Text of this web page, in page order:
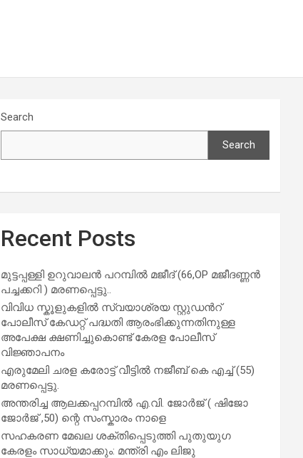
Search
Search
Recent Posts
മുട്ടപ്പള്ളി ഉറുവാലൻ പറമ്പിൽ മജീദ് (66,OP മജീദണ്ണൻ
പച്ചക്കറി ) മരണപ്പെട്ടു..
വിവിധ സ്കൂളുകളില്‍ സ്വയാശ്രയ സ്റ്റുഡന്‍റ്
പോലീസ് കേഡറ്റ് പദ്ധതി ആരംഭിക്കുന്നതിനുള്ള
അപേക്ഷ ക്ഷണിച്ചുകൊണ്ട് കേരള പോലീസ്
വിജ്ഞാപനം
എരുമേലി ചരള കരോട്ട് വീട്ടിൽ നജീബ് കെ എച്ച് (55)
മരണപ്പെട്ടു.
അന്തരിച്ച ആ​ല​ക്ക​പ്പ​റമ്പിൽ​ എ.​വി. ജോ​ർ​ജ് ( ഷിജോ
ജോർജ് ,50) ന്റെ സംസ്കാരം നാളെ
സഹകരണ മേഖല ശക്തിപ്പെടുത്തി പുതുയുഗ
കേരളം സാധ്യമാക്കും: മന്ത്രി എം ലിജു